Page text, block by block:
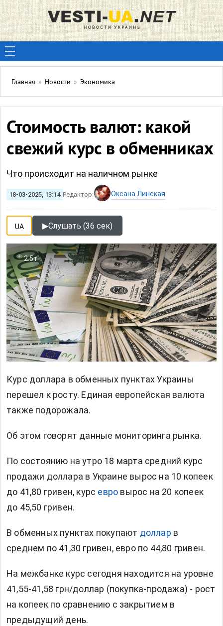
Главная » Новости » Экономика
Стоимость валют: какой
свежий курс в обменниках
Что происходит на наличном рынке
18-03-2025, 13:14 Редактор: Оксана Линская
UA ▶Слушать (36 сек)
2.5т
Курс доллара в обменных пунктах Украины
перешел к росту. Единая европейская валюта
также подорожала.
Об этом говорят данные мониторинга рынка.
По состоянию на утро 18 марта средний курс
продажи доллара в Украине вырос на 10 копеек
до 41,80 гривен, курс евро вырос на 20 копеек
до 45,50 гривен.
В обменных пунктах покупают доллар в
среднем по 41,30 гривен, евро по 44,80 гривен.
На межбанке курс сегодня находится на уровне
41,55-41,58 грн/доллар (покупка-продажа) - рост
на копеек по сравнению с закрытием в
предыдущий день.